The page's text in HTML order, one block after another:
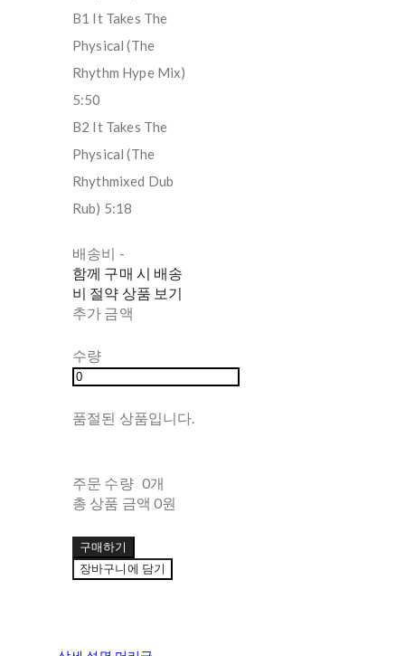
B1 It Takes The
Physical (The
Rhythm Hype Mix)
5:50
B2 It Takes The
Physical (The
Rhythmixed Dub
Rub) 5:18
배송비 -
함께 구매 시 배송
비 절약 상품 보기
추가 금액
수량
품절된 상품입니다.
주문 수량 0개
총 상품 금액 0원
구매하기
장바구니에 담기